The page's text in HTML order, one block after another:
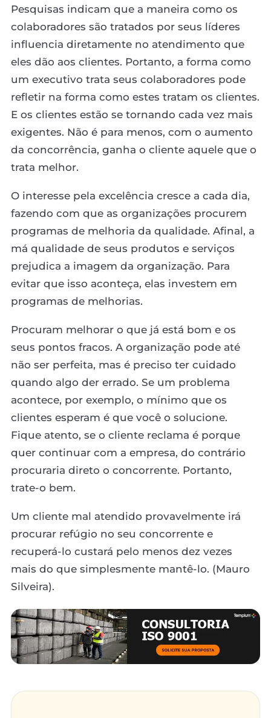
Pesquisas indicam que a maneira como os
colaboradores são tratados por seus líderes
influencia diretamente no atendimento que
eles dão aos clientes. Portanto, a forma como
um executivo trata seus colaboradores pode
refletir na forma como estes tratam os clientes.
E os clientes estão se tornando cada vez mais
exigentes. Não é para menos, com o aumento
da concorrência, ganha o cliente aquele que o
trata melhor.
O interesse pela excelência cresce a cada dia,
fazendo com que as organizações procurem
programas de melhoria da qualidade. Afinal, a
má qualidade de seus produtos e serviços
prejudica a imagem da organização. Para
evitar que isso aconteça, elas investem em
programas de melhorias.
Procuram melhorar o que já está bom e os
seus pontos fracos. A organização pode até
não ser perfeita, mas é preciso ter cuidado
quando algo der errado. Se um problema
acontece, por exemplo, o mínimo que os
clientes esperam é que você o solucione.
Fique atento, se o cliente reclama é porque
quer continuar com a empresa, do contrário
procuraria direto o concorrente. Portanto,
trate-o bem.
Um cliente mal atendido provavelmente irá
procurar refúgio no seu concorrente e
recuperá-lo custará pelo menos dez vezes
mais do que simplesmente mantê-lo. (Mauro
Silveira).